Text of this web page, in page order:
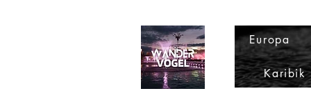
Europa
Karibik